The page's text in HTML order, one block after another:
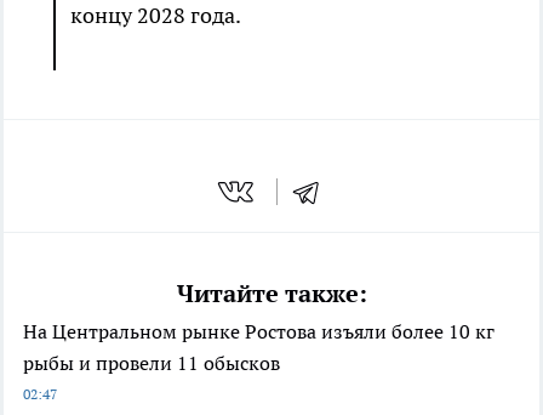
концу 2028 года.
Читайте также:
На Центральном рынке Ростова изъяли более 10 кг
рыбы и провели 11 обысков
02:47